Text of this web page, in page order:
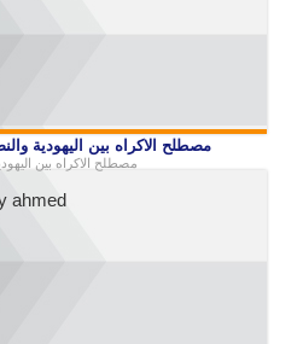
مصطلح الاكراه بين اليهودية
مصطلح الاكراه بين
ahmed